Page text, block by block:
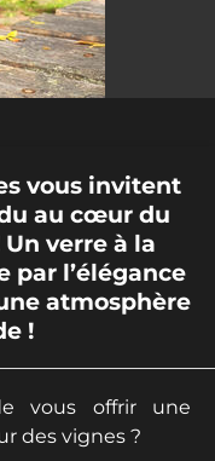
vous invitent
au cœur du
verre à la
par l’élégance
atmosphère
!
vous offrir une
des vignes ?